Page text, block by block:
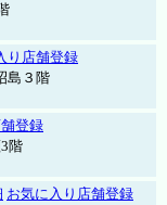
り店舗登録
島３階
登録
階
お気に入り店舗登録